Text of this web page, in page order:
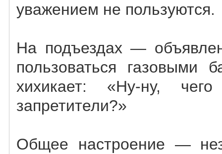
уважением не пользуются.
На подъездах —
пользоваться газовыми
хихикает: «Ну-ну,
запретители?»
Общее настроение —